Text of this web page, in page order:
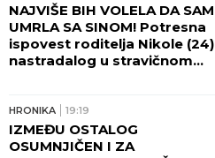
NAJVIŠE BIH VOLELA DA SAM
UMRLA SA SINOM! Potresna
ispovest roditelja Nikole (24)
nastradalog u stravičnom
HRONIKA 19:19
IZMEĐU OSTALOG
OSUMNJIČEN I ZA